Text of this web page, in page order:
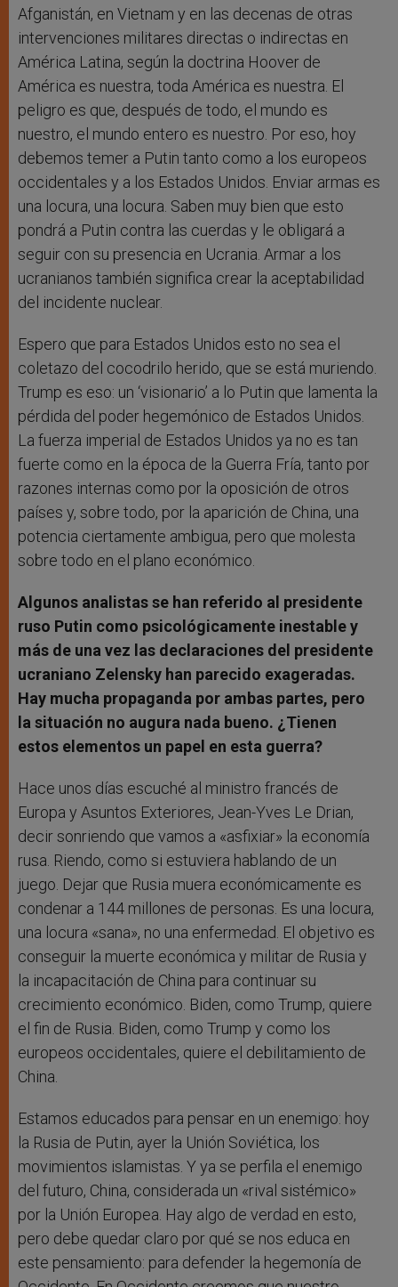
Afganistán, en Vietnam y en las decenas de otras
intervenciones militares directas o indirectas en
América Latina, según la doctrina Hoover de
América es nuestra, toda América es nuestra. El
peligro es que, después de todo, el mundo es
nuestro, el mundo entero es nuestro. Por eso, hoy
debemos temer a Putin tanto como a los europeos
occidentales y a los Estados Unidos. Enviar armas es
una locura, una locura. Saben muy bien que esto
pondrá a Putin contra las cuerdas y le obligará a
seguir con su presencia en Ucrania. Armar a los
ucranianos también significa crear la aceptabilidad
del incidente nuclear.
Espero que para Estados Unidos esto no sea el
coletazo del cocodrilo herido, que se está muriendo.
Trump es eso: un ‘visionario’ a lo Putin que lamenta la
pérdida del poder hegemónico de Estados Unidos.
La fuerza imperial de Estados Unidos ya no es tan
fuerte como en la época de la Guerra Fría, tanto por
razones internas como por la oposición de otros
países y, sobre todo, por la aparición de China, una
potencia ciertamente ambigua, pero que molesta
sobre todo en el plano económico.
Algunos analistas se han referido al presidente
ruso Putin como psicológicamente inestable y
más de una vez las declaraciones del presidente
ucraniano Zelensky han parecido exageradas.
Hay mucha propaganda por ambas partes, pero
la situación no augura nada bueno. ¿Tienen
estos elementos un papel en esta guerra?
Hace unos días escuché al ministro francés de
Europa y Asuntos Exteriores, Jean-Yves Le Drian,
decir sonriendo que vamos a «asfixiar» la economía
rusa. Riendo, como si estuviera hablando de un
juego. Dejar que Rusia muera económicamente es
condenar a 144 millones de personas. Es una locura,
una locura «sana», no una enfermedad. El objetivo es
conseguir la muerte económica y militar de Rusia y
la incapacitación de China para continuar su
crecimiento económico. Biden, como Trump, quiere
el fin de Rusia. Biden, como Trump y como los
europeos occidentales, quiere el debilitamiento de
China.
Estamos educados para pensar en un enemigo: hoy
la Rusia de Putin, ayer la Unión Soviética, los
movimientos islamistas. Y ya se perfila el enemigo
del futuro, China, considerada un «rival sistémico»
por la Unión Europea. Hay algo de verdad en esto,
pero debe quedar claro por qué se nos educa en
este pensamiento: para defender la hegemonía de